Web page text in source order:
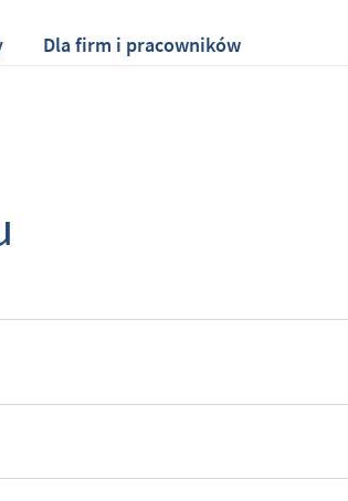
Dla firm i pracowników